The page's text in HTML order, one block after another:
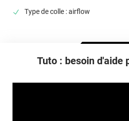
Type de colle : airflow
Tuto : besoin d'aide